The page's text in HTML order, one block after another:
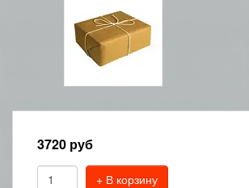
3720 руб
+ В корзину